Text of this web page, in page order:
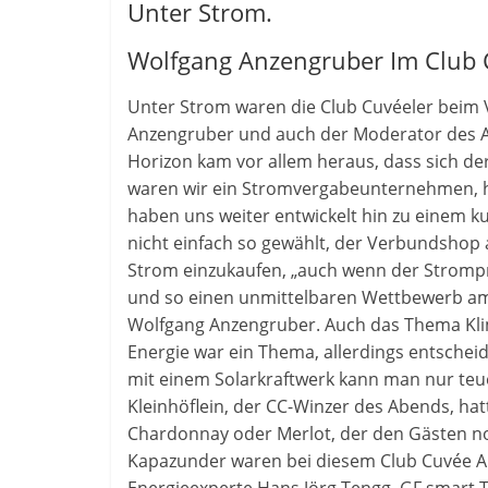
Unter Strom.
Wolfgang Anzengruber Im Club
Unter Strom waren die Club Cuvéeler
Anzengruber und auch der Moderator des
Horizon kam vor allem heraus, dass sich
waren wir ein Stromvergabeunternehmen,
haben uns weiter entwickelt hin zu einem
nicht einfach so gewählt, der
Strom einzukaufen, „auch wenn der
und so einen unmittelbaren Wettbewerb
Wolfgang Anzengruber. Auch das Thema
Energie war ein Thema, allerdings
mit einem Solarkraftwerk kann man nur
Kleinhöflein, der CC-Winzer des Abends,
Chardonnay oder Merlot, der den Gästen
Kapazunder waren bei diesem Club Cuvée